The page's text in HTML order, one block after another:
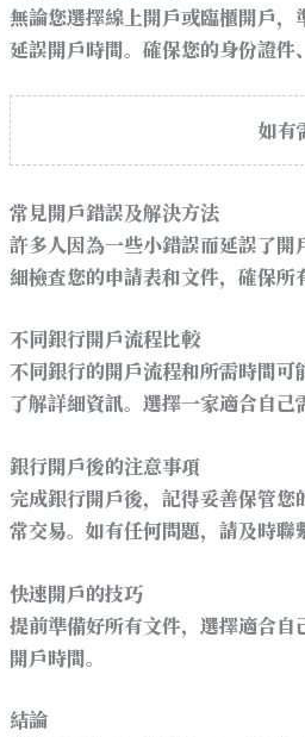
無論您選擇線上開戶或臨櫃開戶
延誤開戶時間。確保您的身份證件
如有
常見開戶錯誤及解決方法
許多人因為一些小錯誤而延誤了
細檢查您的申請表和文件，確保所
不同銀行開戶流程比較
不同銀行的開戶流程和所需時間
了解詳細資訊。選擇一家適合自己
銀行開戶後的注意事項
完成銀行開戶後，記得妥善保管
常交易。如有任何問題，請及時聯
快速開戶的技巧
提前準備好所有文件，選擇適合
開戶時間。
結論